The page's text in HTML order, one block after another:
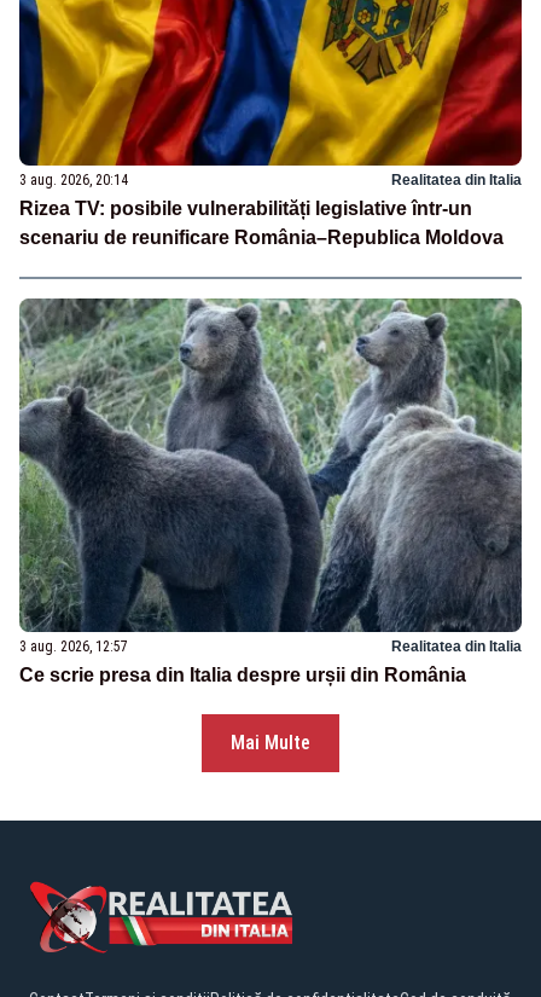
3 aug. 2026, 20:14 Realitatea din Italia
Rizea TV: posibile vulnerabilități legislative într-un
scenariu de reunificare România–Republica Moldova
3 aug. 2026, 12:57 Realitatea din Italia
Ce scrie presa din Italia despre urșii din România
Mai Multe